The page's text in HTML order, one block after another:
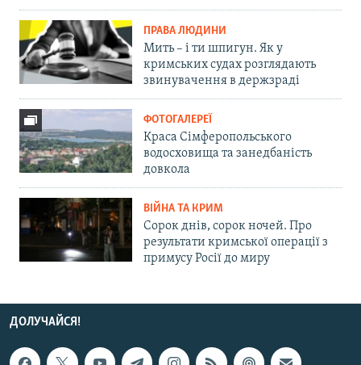
ПРАВА ЛЮДИНИ
Мить – і ти шпигун. Як у
кримських судах розглядають
звинувачення в держзраді
ФОТОГАЛЕРЕЇ
Краса Сімферопольського
водосховища та занедбаність
довкола
ВІЙНА ТА КРИМ
Сорок днів, сорок ночей. Про
результати кримської операції з
примусу Росії до миру
ДОЛУЧАЙСЯ!